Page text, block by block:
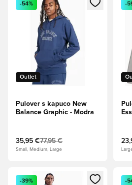
Outlet
-54%
Pulover s kapuco New
Balance Graphic - Modra
35,95 €77,95 €
Small, Medium, Large
-
Odpre Modal za prijavo ali vpis kot
-39% -